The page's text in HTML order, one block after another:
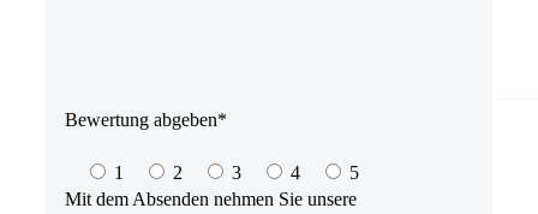
Bewertung abgeben*
1 2 3 4
5
Mit dem Absenden nehmen Sie unsere